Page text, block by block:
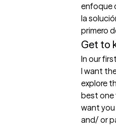
enfoque
la
primero
Get to
In our
I want
explore
best one
want you
and/ or